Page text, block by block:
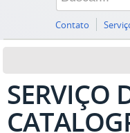
Contato
SERVIÇO